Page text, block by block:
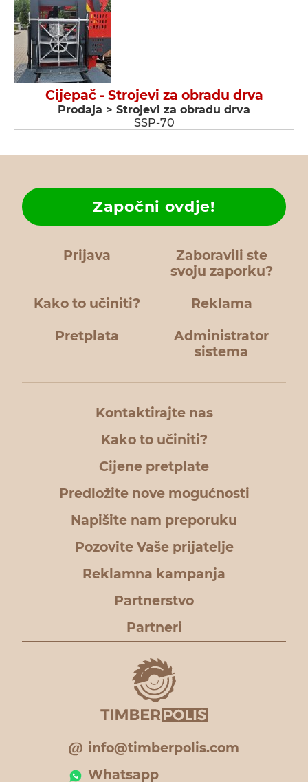
Cijepač - Strojevi za obradu drva
Prodaja > Strojevi za obradu drva
SSP-70
Prijava
Zaboravili ste
svoju zaporku?
Kako to učiniti?
Započni ovdje!
Reklama
Pretplata
Administrator
sistema
Kontaktirajte nas
Kako to učiniti?
Cijene pretplate
Predložite nove mogućnosti
Napišite nam preporuku
Pozovite Vaše prijatelje
Reklamna kampanja
Partnerstvo
Partneri
info@timberpolis.com
Whatsapp